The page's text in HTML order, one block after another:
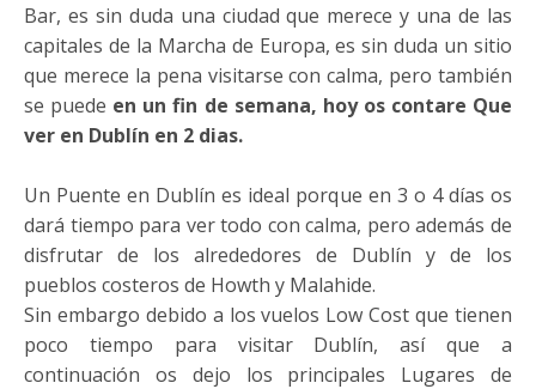
Bar, es sin duda una ciudad que merece y una de las
capitales de la Marcha de Europa, es sin duda un sitio
que merece la pena visitarse con calma, pero también
se puede en un fin de semana, hoy os contare Que
ver en Dublín en 2 dias.
Un Puente en Dublín es ideal porque en 3 o 4 días os
dará tiempo para ver todo con calma, pero además de
disfrutar de los alrededores de Dublín y de los
pueblos costeros de Howth y Malahide.
Sin embargo debido a los vuelos Low Cost que tienen
poco tiempo para visitar Dublín, así que a
continuación os dejo los principales Lugares de